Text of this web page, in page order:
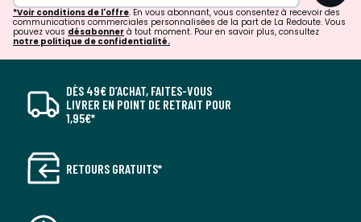
*Voir conditions de l'offre. En vous abonnant, vous consentez à recevoir des
communications commerciales personnalisées de la part de La Redoute. Vous
pouvez vous désabonner à tout moment. Pour en savoir plus, consultez
notre politique de confidentialité.
DÈS 49€ D’ACHAT, FAITES-VOUS
LIVRER EN POINT DE RETRAIT POUR
1,95€*
RETOURS GRATUITS*